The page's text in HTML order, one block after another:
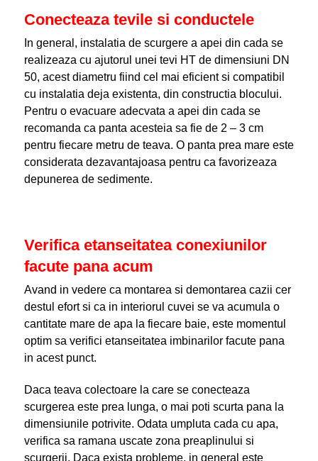
Conecteaza tevile si conductele
In general, instalatia de scurgere a apei din cada se
realizeaza cu ajutorul unei tevi HT de dimensiuni DN
50, acest diametru fiind cel mai eficient si compatibil
cu instalatia deja existenta, din constructia blocului.
Pentru o evacuare adecvata a apei din cada se
recomanda ca panta acesteia sa fie de 2 – 3 cm
pentru fiecare metru de teava. O panta prea mare este
considerata dezavantajoasa pentru ca favorizeaza
depunerea de sedimente.
Verifica etanseitatea conexiunilor
facute pana acum
Avand in vedere ca montarea si demontarea cazii cer
destul efort si ca in interiorul cuvei se va acumula o
cantitate mare de apa la fiecare baie, este momentul
optim sa verifici etanseitatea imbinarilor facute pana
in acest punct.
Daca teava colectoare la care se conecteaza
scurgerea este prea lunga, o mai poti scurta pana la
dimensiunile potrivite. Odata umpluta cada cu apa,
verifica sa ramana uscate zona preaplinului si
scurgerii. Daca exista probleme, in general este